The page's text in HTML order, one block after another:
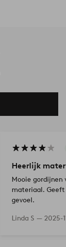
Heerlijk
Mooie gordijnen
materiaal.
gevoel.
Linda S — 2025-